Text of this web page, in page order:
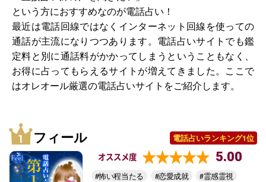
という方におすすめなのが電話占い！
最近は電話回線ではなくインターネット回線を使っての
通話が主流になりつつあります。電話占いサイトでも鑑
定料と別に通話料がかかってしまうということもなく、
お得に占ってもらえるサイトが増えてきました。ここで
はオレオール厳選の電話占いサイトをご紹介します。
フィール 電話占いランキング1位
オススメ度 5.00
#怖い程当たる #恋愛成就 #霊感霊視